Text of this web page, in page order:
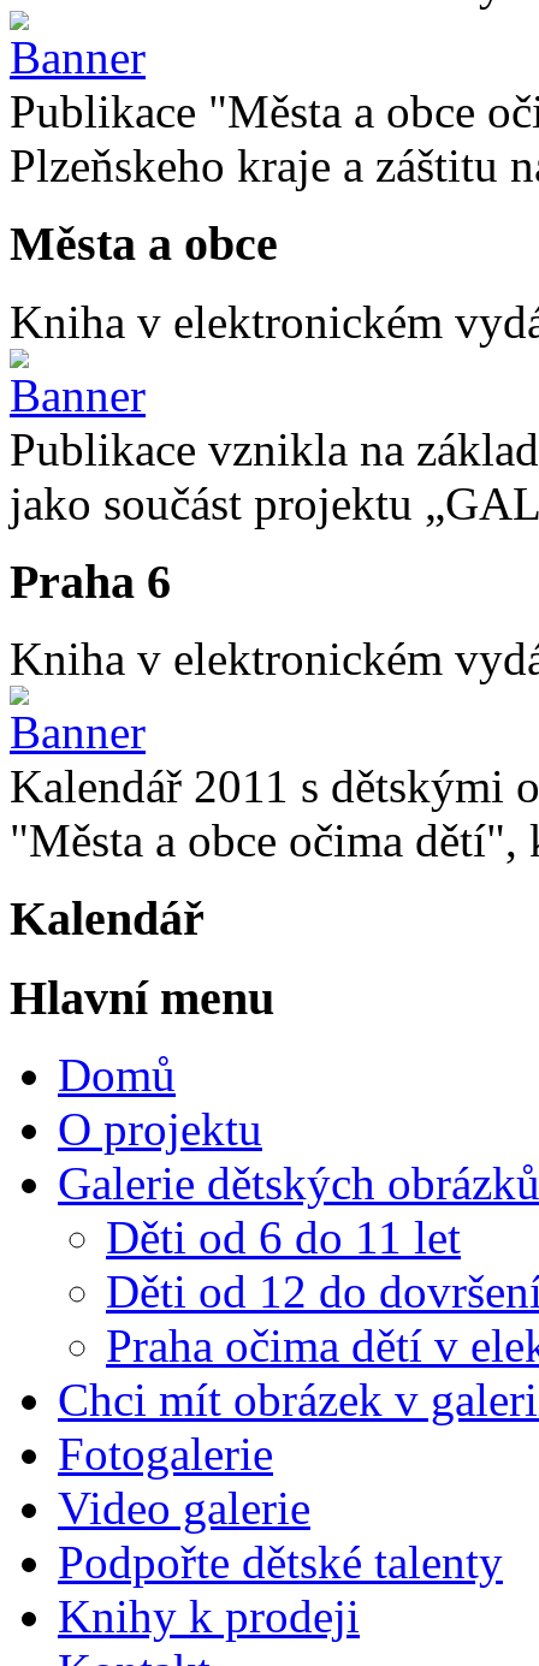
Publikace "Města a obce
Plzeňskeho kraje a záštitu
Města a obce
Kniha v elektronickém
Publikace vznikla na
jako součást projektu
Praha 6
Kniha v elektronickém
Kalendář 2011 s dětskými
"Města a obce očima
Kalendář
Hlavní menu
Domů
O projektu
Galerie dětských obrázků
Děti od 6 do 11 let
Děti od 12 do
Praha očima dětí v
Chci mít obrázek v
Fotogalerie
Video galerie
Podpořte dětské talenty
Knihy k prodeji